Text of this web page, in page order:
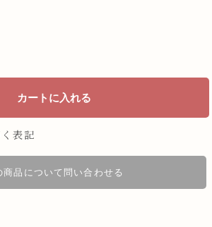
表記
商品について問い合わせる